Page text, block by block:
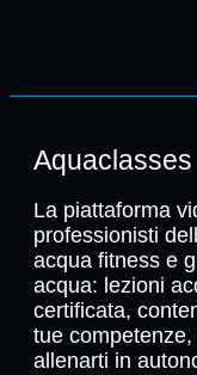
Aquaclasses
La piattaforma
professionisti
acqua fitness e
acqua: lezioni
certificata,
tue
allenarti in